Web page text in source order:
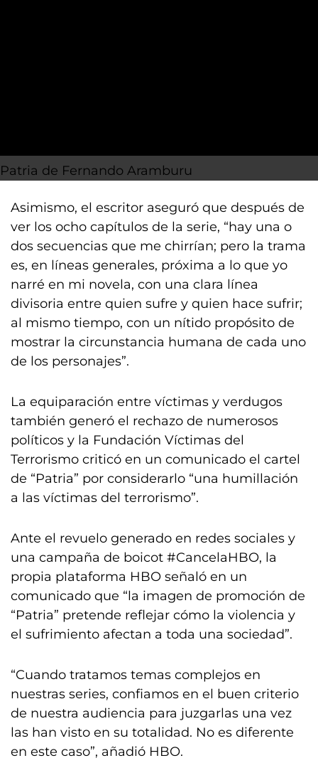
Patria de Fernando Aramburu
Asimismo, el escritor aseguró que después de
ver los ocho capítulos de la serie, “hay una o
dos secuencias que me chirrían; pero la trama
es, en líneas generales, próxima a lo que yo
narré en mi novela, con una clara línea
divisoria entre quien sufre y quien hace sufrir;
al mismo tiempo, con un nítido propósito de
mostrar la circunstancia humana de cada uno
de los personajes”.
La equiparación entre víctimas y verdugos
también generó el rechazo de numerosos
políticos y la Fundación Víctimas del
Terrorismo criticó en un comunicado el cartel
de “Patria” por considerarlo “una humillación
a las víctimas del terrorismo”.
Ante el revuelo generado en redes sociales y
una campaña de boicot #CancelaHBO, la
propia plataforma HBO señaló en un
comunicado que “la imagen de promoción de
“Patria” pretende reflejar cómo la violencia y
el sufrimiento afectan a toda una sociedad”.
“Cuando tratamos temas complejos en
nuestras series, confiamos en el buen criterio
de nuestra audiencia para juzgarlas una vez
las han visto en su totalidad. No es diferente
en este caso”, añadió HBO.